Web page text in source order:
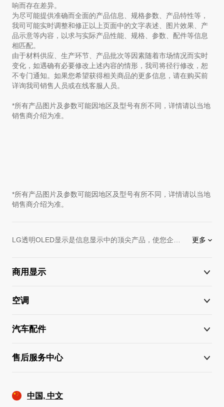
响而存在差异。
为尽可能提供准确而全面的产品信息、规格参数、产品特性等，
我司可能实时调整和修正以上页面中的文字表述、图片效果、产
品示意等内容，以求与实际产品性能、规格、参数、配件等信息
相匹配。
由于材料供应、生产环节、产品批次等因素随着市场情况而实时
变化，如遇确有必要修改上述内容的情形，我司将径行修改，恕
不专门通知。如果您希望获得相关商品的更多信息，请在购买前
详询我司销售人员或在线客服人员。
*所有产品图片及参数可能因地区及型号有所不同，详情请以当地
销售商介绍为准。
*所有产品图片及参数可能因地区及型号有所不同，详情请以当地
销售商介绍为准。
更多
商用显示
空调
汽车配件
售后服务中心
中国, 中文